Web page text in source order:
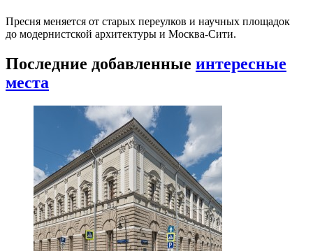
Пресня меняется от старых переулков и научных площадок
до модернистской архитектуры и Москва-Сити.
Последние добавленные интересные
места